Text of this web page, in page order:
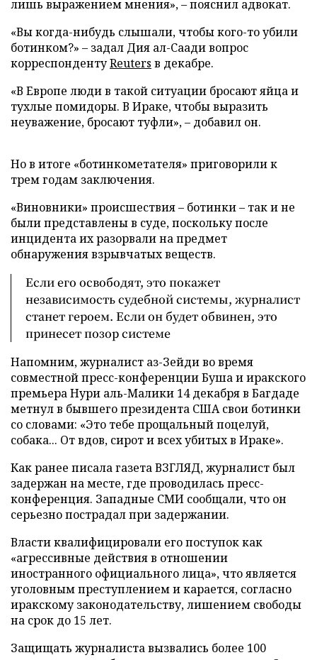
лишь выражением мнения», – пояснил адвокат.
«Вы когда-нибудь слышали, чтобы кого-то убили
ботинком?» – задал Дия ал-Саади вопрос
корреспондентуReuters в декабре.
«В Европе люди в такой ситуации бросают яйца и
тухлые помидоры. В Ираке, чтобы выразить
неуважение, бросают туфли», – добавил он.
Но в итоге «ботинкометателя» приговорили к
трем годам заключения.
«Виновники» происшествия – ботинки – так и не
были представлены в суде, поскольку после
инцидента их разорвали на предмет
обнаружения взрывчатых веществ.
Если его освободят, это покажет
независимость судебной системы, журналист
станет героем. Если он будет обвинен, это
принесет позор системе
Напомним, журналист аз-Зейди во время
совместной пресс-конференции Буша и иракского
премьера Нури аль-Малики 14 декабря в Багдаде
метнул в бывшего президента США свои ботинки
со словами: «Это тебе прощальный поцелуй,
собака... От вдов, сирот и всех убитых в Ираке».
Как ранее писала газета ВЗГЛЯД, журналист был
задержан на месте, где проводилась пресс-
конференция. Западные СМИ сообщали, что он
серьезно пострадал при задержании.
Власти квалифицировали его поступок как
«агрессивные действия в отношении
иностранного официального лица», что является
уголовным преступлением и карается, согласно
иракскому законодательству, лишением свободы
на срок до 15 лет.
Защищать журналиста вызвались более 100